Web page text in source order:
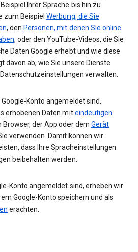
Ihrer Sprache bis hin zu
zum Beispiel Werbung, die Sie
, den Personen, mit denen Sie online
, oder den YouTube-Videos, die Sie
Daten Google erhebt und wie diese
davon ab, wie Sie unsere Dienste
verwalten.
Konto angemeldet sind,
erhobenen Daten miteindeutigen
Browser, der App oder dem Gerät
verwenden. Damit können wir
dass Ihre Spracheinstellungen
beibehalten werden.
Konto angemeldet sind, erheben wir
Google-Konto speichern und als
erachten.